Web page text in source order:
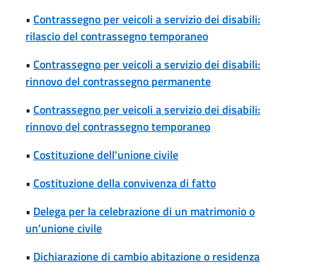
• Contrassegno per veicoli a servizio dei disabili:
rilascio del contrassegno temporaneo
• Contrassegno per veicoli a servizio dei disabili:
rinnovo del contrassegno permanente
• Contrassegno per veicoli a servizio dei disabili:
rinnovo del contrassegno temporaneo
• Costituzione dell'unione civile
• Costituzione della convivenza di fatto
• Delega per la celebrazione di un matrimonio o
un'unione civile
• Dichiarazione di cambio abitazione o residenza